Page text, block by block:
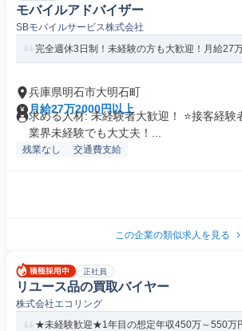
モバイルアドバイザー
SBモバイルサービス株式会社
完全週休3日制！未経験の方も大歓迎！月給27
兵庫県明石市大明石町
月給27万2000円以上
求める人材: 未経験者大歓迎！ ⭐接客経
業界未経験でも大丈夫！...
残業なし 交通費支給
この企業の類似求人を見る
正社員
リユース品の買取バイヤー
株式会社エコリング
★未経験歓迎★1年目の想定年収450万～550万